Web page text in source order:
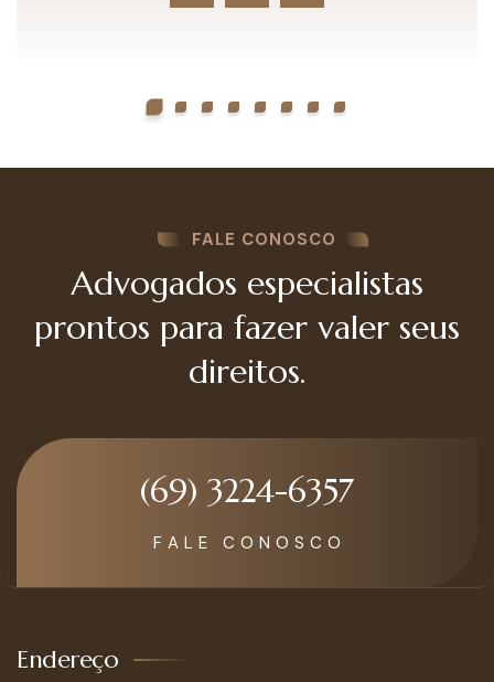
FALE CONOSCO
Advogados especialistas
prontos para fazer valer seus
direitos.
(69) 3224-6357
F A L E C O N O S C O
Endereço